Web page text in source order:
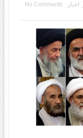
اخبار
No Comments